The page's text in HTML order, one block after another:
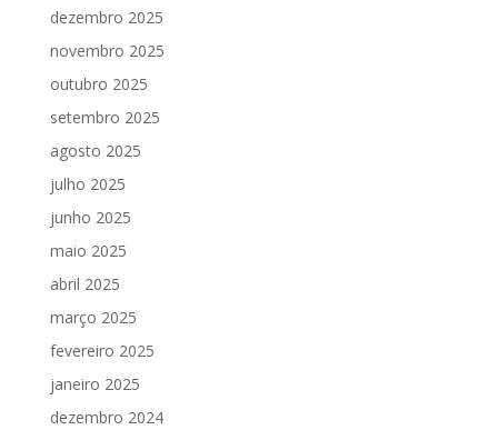
dezembro 2025
novembro 2025
outubro 2025
setembro 2025
agosto 2025
julho 2025
junho 2025
maio 2025
abril 2025
março 2025
fevereiro 2025
janeiro 2025
dezembro 2024